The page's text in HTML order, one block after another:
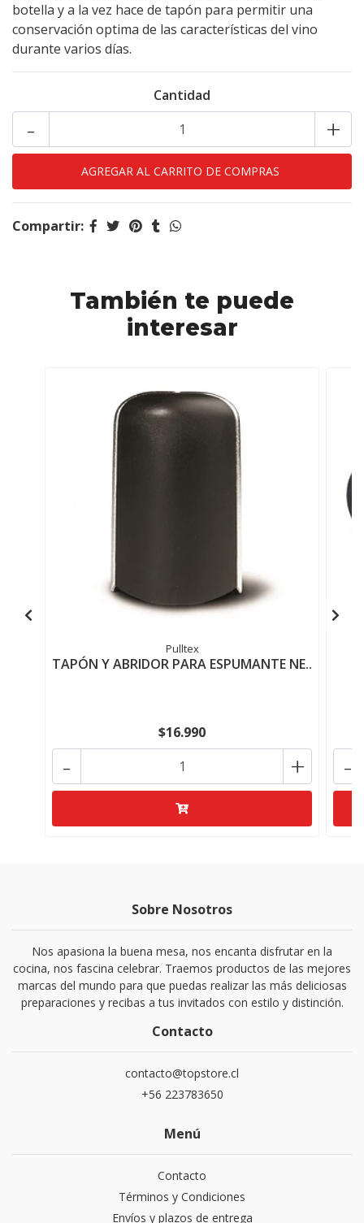
botella y a la vez hace de tapón para permitir una
conservación optima de las características del vino
durante varios días.
Cantidad
+
-
Compartir:
También te puede
interesar
Pulltex
TAPÓN Y ABRIDOR PARA ESPUMANTE NE..
$16.990
+
- -
Sobre Nosotros
Nos apasiona la buena mesa, nos encanta disfrutar en la
cocina, nos fascina celebrar. Traemos productos de las mejores
marcas del mundo para que puedas realizar las más deliciosas
preparaciones y recibas a tus invitados con estilo y distinción.
Contacto
contacto@topstore.cl
+56 223783650
Menú
Contacto
Términos y Condiciones
Envíos y plazos de entrega